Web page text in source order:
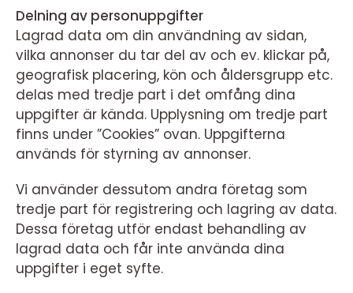
Delning av personuppgifter
Lagrad data om din användning av sidan,
vilka annonser du tar del av och ev. klickar på,
geografisk placering, kön och åldersgrupp etc.
delas med tredje part i det omfång dina
uppgifter är kända. Upplysning om tredje part
finns under ”Cookies” ovan. Uppgifterna
används för styrning av annonser.
Vi använder dessutom andra företag som
tredje part för registrering och lagring av data.
Dessa företag utför endast behandling av
lagrad data och får inte använda dina
uppgifter i eget syfte.